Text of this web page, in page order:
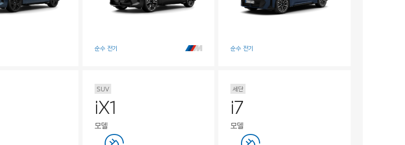
순수 전기 순수 전기
SUV
iX1
모델
세단
i7
모델